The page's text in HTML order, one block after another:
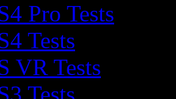
Pro Tests
Tests
VR Tests